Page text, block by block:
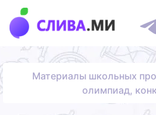
Материалы школьных
олимпиад,